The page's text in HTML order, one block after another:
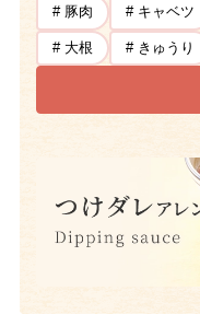
# 豚肉 # キャベツ
# 大根 # きゅうり